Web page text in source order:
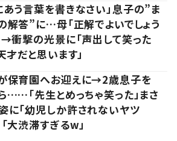
あう言葉を書きなさい」息子の”ま
解答”に…母「正解でよいでしょう
→衝撃の光景に「声出して笑った
才だと思います」
保育園へお迎えに→2歳息子を
……「先生とめっちゃ笑った」まさ
に「幼児しか許されないヤツ
大渋滞すぎるw」